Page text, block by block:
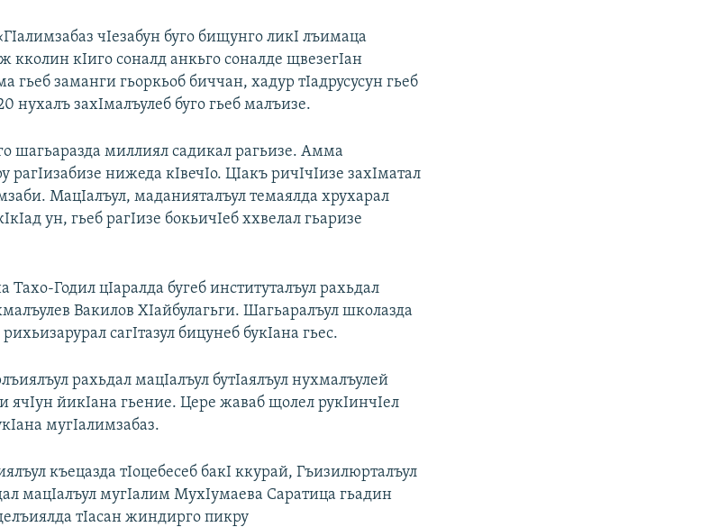
чIезабун буго бищунго ликI лъимаца
кколин кIиго соналд анкьго соналде щвезегIан
гьеб заманги гьоркьоб биччан, хадур тIадрусусун гьеб
нухалъ захIмалъулеб буго гьеб малъизе.
шагьаразда миллиял садикал рагьизе. Амма
рагIизабизе нижеда кIвечIо. ЦIакъ ричIчIизе захIматал
МацIалъул, маданияталъул темаялда хрухарал
ун, гьеб рагIизе бокьичIеб ххвелал гьаризе
Тахо-Годил цIаралда бугеб институталъул рахьдал
Вакилов ХIайбулагьги. Шагьаралъул школазда
сагIтазул бицунеб букIана гьес.
рахьдал мацIалъул бутIаялъул нухмалъулей
ячIун йикIана гьение. Цере жаваб щолел рукIинчIел
мугIалимзабаз.
къецазда тIоцебесеб бакI ккурай, Гъизилюрталъул
мацIалъул мугIалим МухIумаева Саратица гьадин
тIасан жиндирго пикру